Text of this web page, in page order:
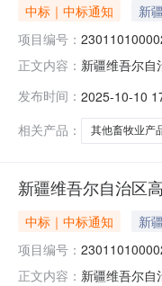
中标｜中标通知
新
项目编号：
正文内容： 新疆维吾尔
目联系电话:/
发布时间： 2025-10-10
相关产品：
其他畜牧业产
新疆维吾尔自治区
中标｜中标通知
新
项目编号：
正文内容： 新疆维吾尔